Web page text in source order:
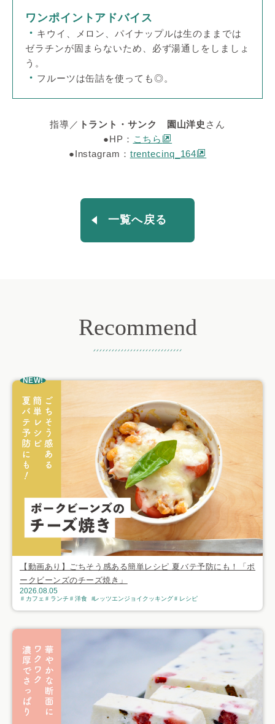
ワンポイントアドバイス
・ キウイ、メロン、パイナップルは生のままでは
ゼラチンが固まらないため、必ず湯通しをしましょ
う。
・ フルーツは缶詰を使っても◎。
指導／ トラント・サンク 園山洋史 さん
●HP： こちら
●Instagram： trentecinq_164
一覧へ戻る
Recommend
NEW!
【動画あり】ごちそう感ある簡単レシピ 夏バテ予防にも！「ポ
ークビーンズのチーズ焼き」
2026.08.05
カフェ ランチ 洋食 レッツエンジョイクッキング レシピ